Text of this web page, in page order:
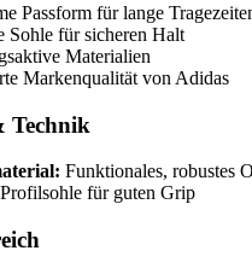
Passform für lange
Sohle für sicheren Halt
Materialien
Markenqualität von Adidas
Technik
Funktionales, robustes
Profilsohle für guten Grip